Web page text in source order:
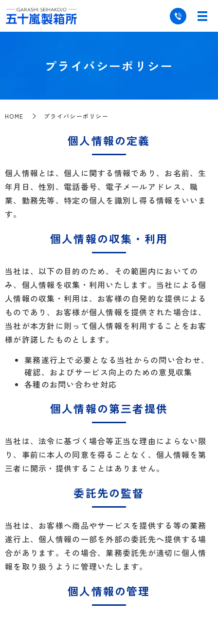
プライバシーポリシー
HOME プライバシーポリシー
個人情報の定義
個人情報とは、個人に関する情報であり、お名前、生
年月日、性別、電話番号、電子メールアドレス、職
業、勤務先等、特定の個人を識別し得る情報をいいま
す。
個人情報の収集・利用
当社は、以下の目的のため、その範囲内においての
み、個人情報を収集・利用いたします。当社による個
人情報の収集・利用は、お客様の自発的な提供による
ものであり、お客様が個人情報を提供された場合は、
当社が本方針に則って個人情報を利用することをお客
様が許諾したものとします。
業務遂行上で必要となる当社からの問い合わせ、
確認、およびサービス向上のための意見収集
各種のお問い合わせ対応
個人情報の第三者提供
当社は、法令に基づく場合等正当な理由によらない限
り、事前に本人の同意を得ることなく、個人情報を第
三者に開示・提供することはありません。
委託先の監督
当社は、お客様へ商品やサービスを提供する等の業務
遂行上、個人情報の一部を外部の委託先へ提供する場
合があります。その場合、業務委託先が適切に個人情
報を取り扱うように管理いたします。
個人情報の管理